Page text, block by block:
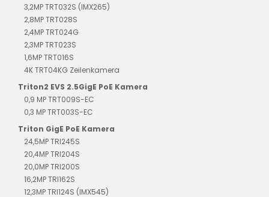
3,2MP TRT032S (IMX265)
2,8MP TRT028S
2,4MP TRT024G
2,3MP TRT023S
1,6MP TRT016S
4K TRT04KG Zeilenkamera
Triton2 EVS 2.5GigE PoE Kamera
0,9 MP TRT009S-EC
0,3 MP TRT003S-EC
Triton GigE PoE Kamera
24,5MP TRI245S
20,4MP TRI204S
20,0MP TRI200S
16,2MP TRI162S
12,3MP TRI124S (IMX545)